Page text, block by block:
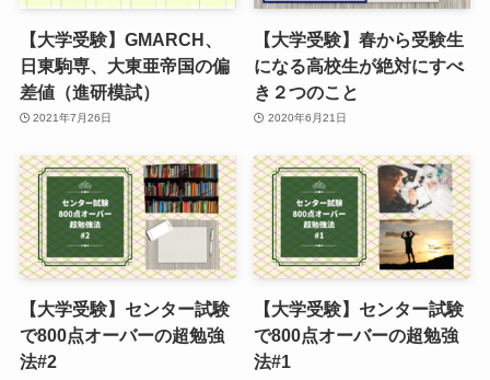
【大学受験】GMARCH、
日東駒専、大東亜帝国の偏
差値（進研模試）
2021年7月26日
【大学受験】春から受験生
になる高校生が絶対にすべ
き２つのこと
2020年6月21日
【大学受験】センター試験
で800点オーバーの超勉強
法#2
【大学受験】センター試験
で800点オーバーの超勉強
法#1